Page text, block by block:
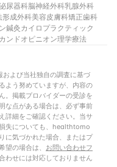
尿器科脳神経外科乳腺外科
形成外科美容皮膚科矯正歯科
鍼灸カイロプラクティック
ンドオピニオン理学療法
よび当社独自の調査に基づ
よう努めていますが、内容の
。掲載プロバイダーの受診を
な点がある場合は、必ず事前
詳細をご確認ください。当サ
失についても、healthtomo
に気づかれた場合、またはプ
望の場合は、 お問い合わせフ
わせには対応しておりません